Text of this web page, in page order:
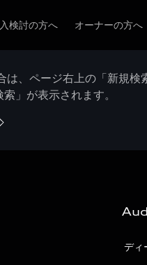
検討の方へ オーナーの方へ
、ページ右上の「新規
」が表示されます。
ディ